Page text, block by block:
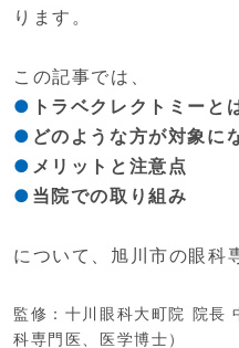
ります。
この記事では、
トラベクレクトミーと
どのような方が対象に
メリットと注意点
当院での取り組み
について、旭川市の眼科
監修：十川眼科大町院 院長
科専門医、医学博士）